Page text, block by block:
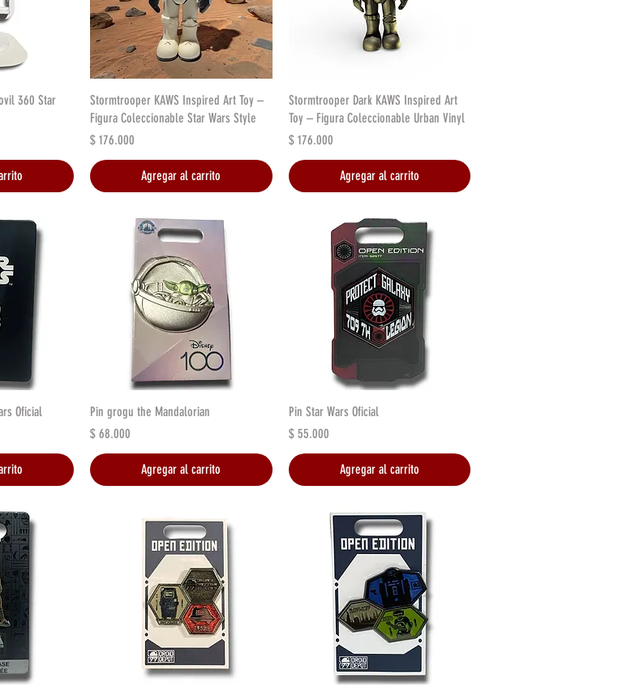
360 Star
Vista rápida
Stormtrooper KAWS Inspired Art Toy –
Figura Coleccionable Star Wars Style
Precio
$ 176.000
Agregar al carrito
Vista rápida
Stormtrooper Dark KAWS Inspired Art
Toy – Figura Coleccionable Urban Vinyl
Precio
$ 176.000
Agregar al carrito
Oficial
Vista rápida
Pin grogu the Mandalorian
Precio
$ 68.000
Agregar al carrito
Vista rápida
Pin Star Wars Oficial
Precio
$ 55.000
Agregar al carrito